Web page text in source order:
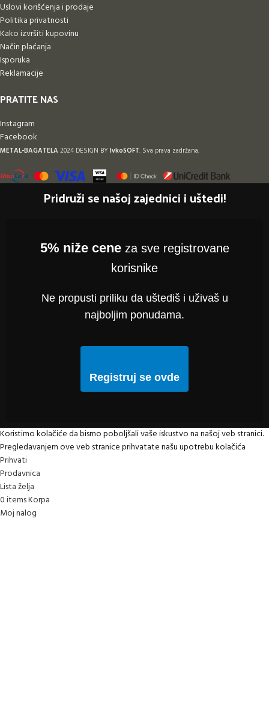
Uslovi korišćenja i prodaje
Politika privatnosti
Kako izvršiti kupovinu
Način plaćanja
Isporuka
Reklamacije
PRATITE NAS
Instagram
Facebook
METAL-BAGATELA 2024 DESIGN BYIvkoSOFT. Sva prava zadržana.
Pridruži se našoj zajednici i uštedi!
5% niže ceneza sve registrovane
korisnike
Ne propusti priliku da uštediš i uživaš u
najboljim ponudama.
Registruj se ovde
Koristimo kolačiće da bismo poboljšali vaše iskustvo na našoj veb stranici.
Pregledavanjem ove veb stranice prihvatate našu upotrebu kolačića
Prihvati
Prodavnica
Lista želja
0itemsKorpa
Moj nalog